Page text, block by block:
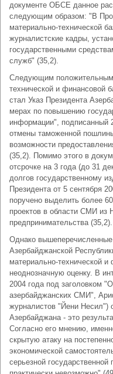
документе ОБСЕ данное
следующим образом: "В
материально-технической
журналистские кадры,
государственными
служб" (35,2).
Следующим положительным
технической и финансовой
стал Указ Президента
мерах по повышению
информации", подписанный
отмены таможенной
возможности
(35,2). Помимо этого в
отсрочке на 3 года (до 31
долгов государственному
Президента от 5 сентября
поручено выделить более
проектов в области СМИ из
предпринимательства (35,2).
Однако
Азербайджанской
материально-технической
неоднозначную оценку. В
2004 года под заголовком
азербайджанских СМИ",
журналистов "Йени Несил")
Азербайджана - это
Согласно его мнению,
скрытую атаку на
экономической
серьезной